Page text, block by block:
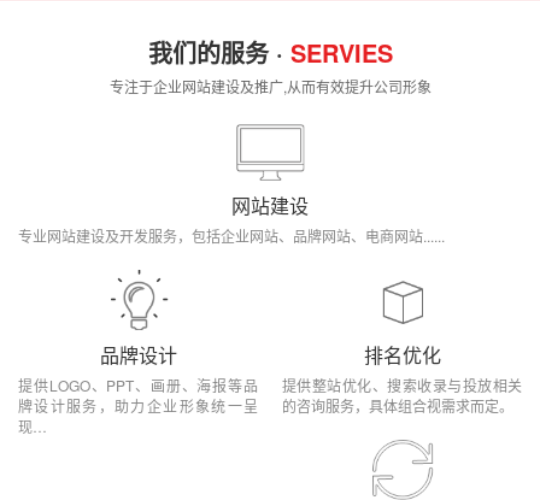
我们的服务 · SERVIES
专注于企业网站建设及推广,从而有效提升公司形象
网站建设
专业网站建设及开发服务，包括企业网站、品牌网站、电商网站......
品牌设计
提供LOGO、PPT、画册、海报等品
牌设计服务，助力企业形象统一呈
现…
排名优化
提供整站优化、搜索收录与投放相关
的咨询服务，具体组合视需求而定。